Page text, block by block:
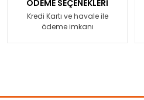
ÖDEME SEÇENEKLERİ
Kredi Kartı ve havale ile
ödeme imkanı